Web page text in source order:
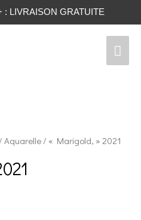
: LIVRAISON GRATUITE
Aquarelle/ « Marigold, » 2021